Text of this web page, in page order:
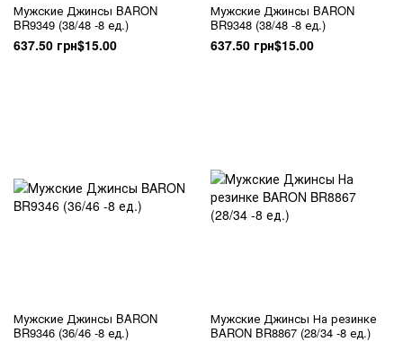
Мужские Джинсы BARON
BR9349 (38/48 -8 ед.)
637.50 грн$15.00
Мужские Джинсы BARON
BR9348 (38/48 -8 ед.)
637.50 грн$15.00
Мужские Джинсы BARON
BR9346 (36/46 -8 ед.)
Мужские Джинсы На резинке
BARON BR8867 (28/34 -8 ед.)